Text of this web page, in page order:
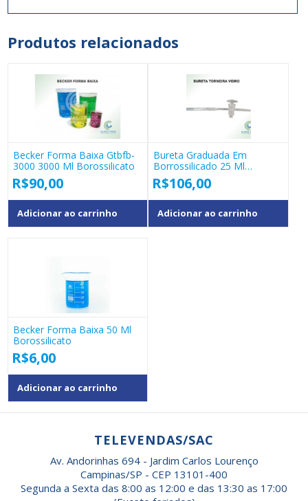
Produtos relacionados
Becker Forma Baixa Gtbfb-
3000 3000 Ml Borossilicato
R$90,00
Adicionar ao carrinho
Bureta Graduada Em
Borrossilicado 25 Ml
(cod.1641a10)
R$106,00
Adicionar ao carrinho
Becker Forma Baixa 50 Ml
Borossilicato
R$6,00
Adicionar ao carrinho
TELEVENDAS/SAC
Av. Andorinhas 694 - Jardim Carlos Lourenço
Campinas/SP - CEP 13101-400
Segunda a Sexta das 8:00 as 12:00 e das 13:30 as 17:00